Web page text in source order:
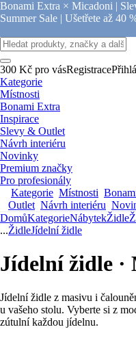
Bonami Extra × Micadoni |
Summer Sale | Ušetřete až 40
300 Kč pro vásRegistrace
Kategorie
Místnosti
Bonami Extra
Inspirace
Slevy & Outlet
Návrh interiéru
Novinky
Premium značky
Pro profesionály
Kategorie Místnosti
Outlet Návrh interiéru
DomůKategorieNábytekŽidle
...ŽidleJídelní židle
Jídelní židle ·
Jídelní židle z masivu i
u vašeho stolu. Vyberte si z
zútulní každou jídelnu.